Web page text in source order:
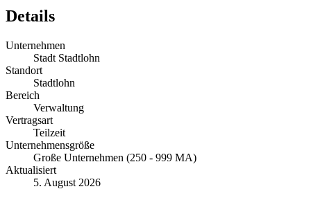
Details
Unternehmen
Stadt Stadtlohn
Standort
Stadtlohn
Bereich
Verwaltung
Vertragsart
Teilzeit
Unternehmensgröße
Große Unternehmen (250 - 999 MA)
Aktualisiert
5. August 2026